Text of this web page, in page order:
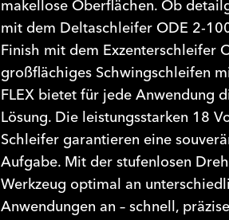
makellose Oberflächen. Ob
mit dem Deltaschleifer ODE 2-
Finish mit dem Exzenterschleifer
großflächiges Schwingschleifen
FLEX bietet für jede Anwendung
Lösung. Die leistungsstarken 18
Schleifer garantieren eine
Aufgabe. Mit der stufenlosen
Werkzeug optimal an
Anwendungen an–schnell,